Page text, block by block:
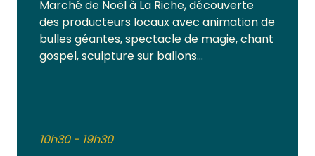
Marché de Noël à La Riche, découverte
des producteurs locaux avec animation de
bulles géantes, spectacle de magie, chant
gospel, sculpture sur ballons…
10h30 - 19h30